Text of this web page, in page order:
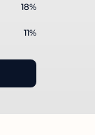
18%
11%